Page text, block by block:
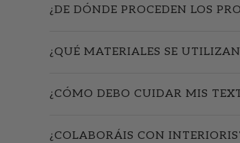
¿DE DÓNDE PROCEDEN LOS
¿QUÉ MATERIALES SE
¿CÓMO DEBO CUIDAR MIS
¿COLABORÁIS CON